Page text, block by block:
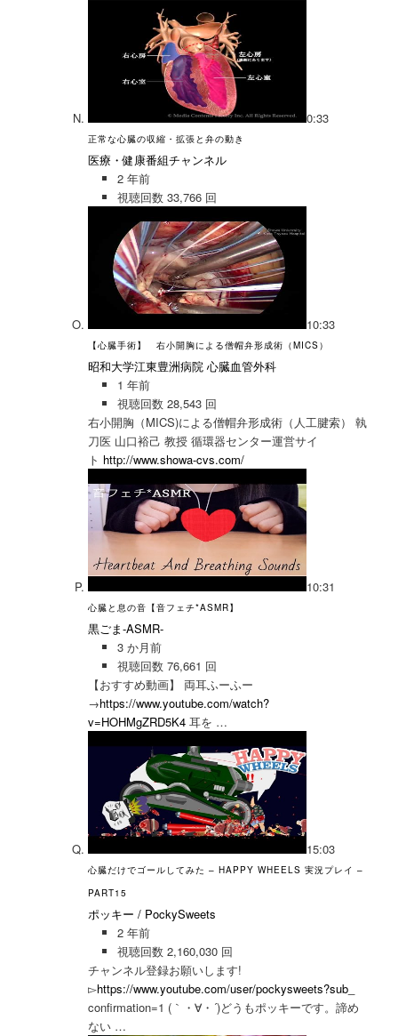
0:33
正常な心臓の収縮・拡張と弁の動き
医療・健康番組チャンネル
2 年前
視聴回数 33,766 回
10:33
【心臓手術】 右小開胸による僧帽弁形成術（MICS）
昭和大学江東豊洲病院 心臓血管外科
1 年前
視聴回数 28,543 回
右小開胸（MICS)による僧帽弁形成術（人工腱索） 執
刀医 山口裕己 教授 循環器センター運営サイ
ト http://www.showa-cvs.com/
10:31
心臓と息の音【音フェチ*ASMR】
黒ごま-ASMR-
3 か月前
視聴回数 76,661 回
【おすすめ動画】 両耳ふーふー
→https://www.youtube.com/watch?
v=HOHMgZRD5K4 耳を …
15:03
心臓だけでゴールしてみた – HAPPY WHEELS 実況プレイ –
PART15
ポッキー / PockySweets
2 年前
視聴回数 2,160,030 回
チャンネル登録お願いします!
▻https://www.youtube.com/user/pockysweets?sub_
confirmation=1 (｀・∀・´)どうもポッキーです。諦め
ない …